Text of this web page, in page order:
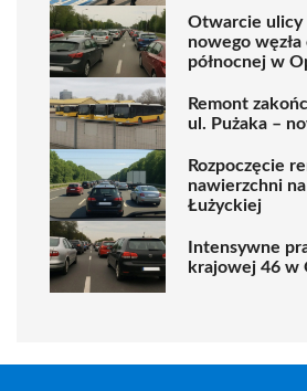
Otwarcie ulicy
nowego
północnej w
Remont
ul. Pużaka –
Rozpoczęcie
nawierzchni
Łużyckiej
Intensywne
krajowej 46 w